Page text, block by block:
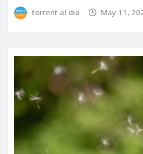
torrent al dia May 11,